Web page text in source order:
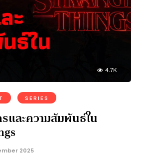
4.7K
SERIES
และความสัมพันธ์ใน
2025